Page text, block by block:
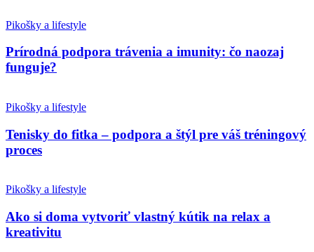
Pikošky a lifestyle
Prírodná podpora trávenia a imunity: čo naozaj
funguje?
Pikošky a lifestyle
Tenisky do fitka – podpora a štýl pre váš tréningový
proces
Pikošky a lifestyle
Ako si doma vytvoriť vlastný kútik na relax a
kreativitu